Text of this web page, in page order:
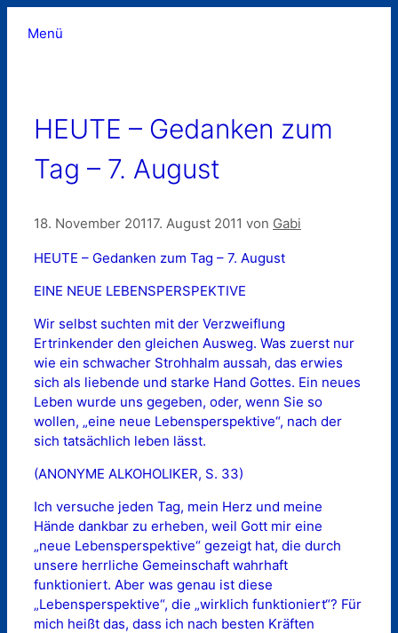
InhaltMenü
HEUTE – Gedanken zum
Tag – 7. August
18. November 20117. August 2011 von Gabi
HEUTE – Gedanken zum Tag – 7. August
EINE NEUE LEBENSPERSPEKTIVE
Wir selbst suchten mit der Verzweiflung
Ertrinkender den gleichen Ausweg. Was zuerst nur
wie ein schwacher Strohhalm aussah, das erwies
sich als liebende und starke Hand Gottes. Ein neues
Leben wurde uns gegeben, oder, wenn Sie so
wollen, „eine neue Lebensperspektive“, nach der
sich tatsächlich leben lässt.
(ANONYME ALKOHOLIKER, S. 33)
Ich versuche jeden Tag, mein Herz und meine
Hände dankbar zu erheben, weil Gott mir eine
„neue Lebensperspektive“ gezeigt hat, die durch
unsere herrliche Gemeinschaft wahrhaft
funktioniert. Aber was genau ist diese
„Lebensperspektive“, die „wirklich funktioniert“? Für
mich heißt das, dass ich nach besten Kräften